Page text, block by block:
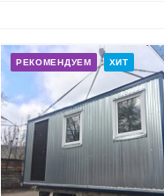
РЕКОМЕНДУЕМ ХИТ